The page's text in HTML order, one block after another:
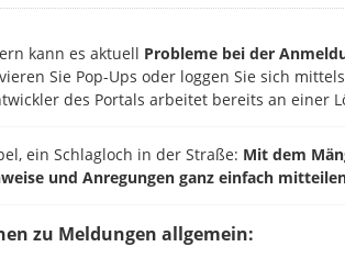
kann es aktuell Probleme bei der
Sie Pop-Ups oder loggen Sie sich
des Portals arbeitet bereits an einer
ein Schlagloch in der Straße: Mit dem
und Anregungen ganz einfach
zu Meldungen allgemein: